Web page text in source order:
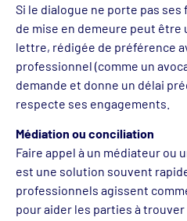
Si le dialogue ne porte pas ses
de mise en demeure peut être
lettre, rédigée de préférence
professionnel (comme un
demande et donne un délai
respecte ses engagements.
Médiation ou conciliation
Faire appel à un médiateur ou
est une solution souvent
professionnels agissent
pour aider les parties à trouver